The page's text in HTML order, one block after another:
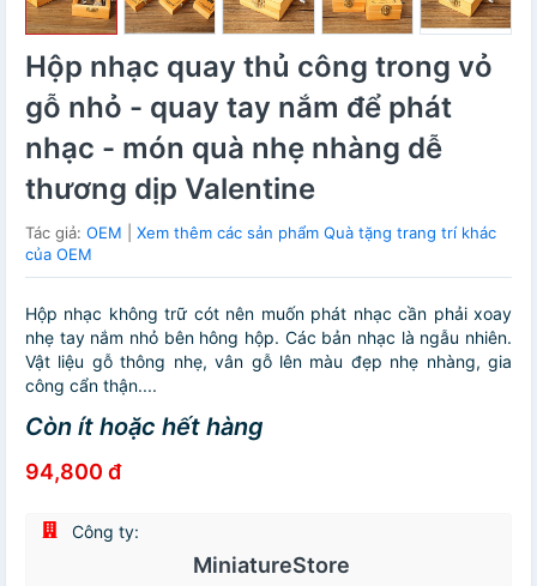
Hộp nhạc quay thủ công trong vỏ
gỗ nhỏ - quay tay nắm để phát
nhạc - món quà nhẹ nhàng dễ
thương dịp Valentine
Tác giả: OEM
Xem thêm các sản phẩm Quà tặng trang trí khác
của OEM
Hộp nhạc không trữ cót nên muốn phát nhạc cần phải xoay
nhẹ tay nắm nhỏ bên hông hộp. Các bản nhạc là ngẫu nhiên.
Vật liệu gỗ thông nhẹ, vân gỗ lên màu đẹp nhẹ nhàng, gia
công cẩn thận....
Còn ít hoặc hết hàng
94,800 đ
Công ty:
MiniatureStore